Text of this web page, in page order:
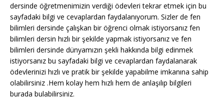
dersinde öğretmenimizin verdiği ödevleri tekrar etmek için bu
sayfadaki bilgi ve cevaplardan faydalanıyorum. Sizler de fen
bilimleri dersinde çalışkan bir öğrenci olmak istiyorsanız fen
bilimleri dersin hızlı bir şekilde yapmak istiyorsanız ve fen
bilimleri dersinde dünyamızın şekli hakkında bilgi edinmek
istiyorsanız bu sayfadaki bilgi ve cevaplardan faydalanarak
ödevlerinizi hızlı ve pratik bir şekilde yapabilme imkanına sahip
olabilirsiniz .Hem kolay hem hızlı hem de anlaşılıp bilgileri
burada bulabilirsiniz.